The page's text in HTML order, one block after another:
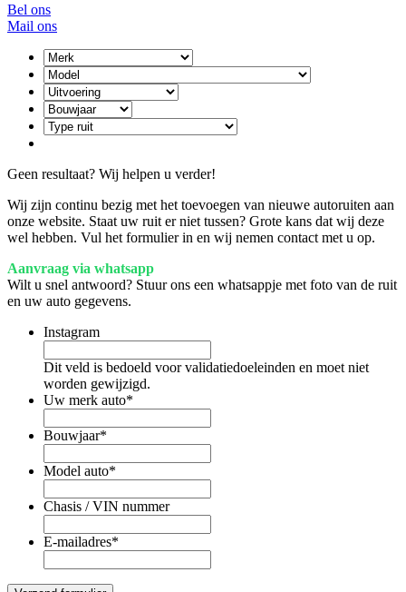
Bel ons
Mail ons
Geen resultaat? Wij helpen u verder!
Wij zijn continu bezig met het toevoegen van nieuwe autoruiten aan
onze website. Staat uw ruit er niet tussen? Grote kans dat wij deze
wel hebben. Vul het formulier in en wij nemen contact met u op.
Aanvraag via whatsapp
Wilt u snel antwoord? Stuur ons een whatsappje met foto van de ruit
en uw auto gegevens.
Instagram
Dit veld is bedoeld voor validatiedoeleinden en moet niet
worden gewijzigd.
Uw merk auto*
Bouwjaar*
Model auto*
Chasis / VIN nummer
E-mailadres*